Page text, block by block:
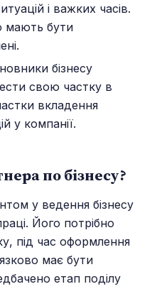
і важких часів.
мають бути
бізнесу
свою частку в
вкладення
у компанії.
по бізнесу?
у ведення бізнесу
Його потрібно
під час оформлення
має бути
етап поділу